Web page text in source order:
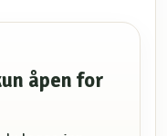
åpen for